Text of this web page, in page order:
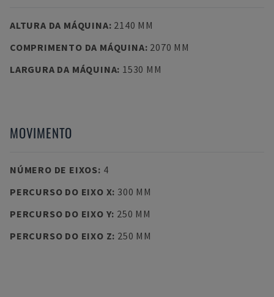
ALTURA DA MÁQUINA: 2140 MM
COMPRIMENTO DA MÁQUINA: 2070 MM
LARGURA DA MÁQUINA: 1530 MM
MOVIMENTO
NÚMERO DE EIXOS: 4
PERCURSO DO EIXO X: 300 MM
PERCURSO DO EIXO Y: 250 MM
PERCURSO DO EIXO Z: 250 MM